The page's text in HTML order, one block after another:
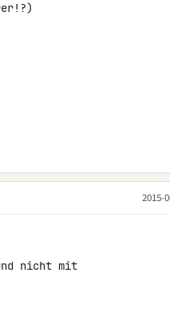
2015-
nicht mit